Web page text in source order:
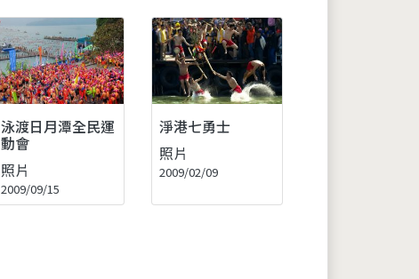
泳渡日月潭全民運
動會
照片
2009/09/15
淨港七勇士
照片
2009/02/09